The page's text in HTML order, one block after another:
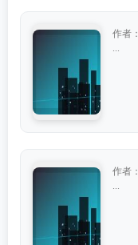
作者：
作者：